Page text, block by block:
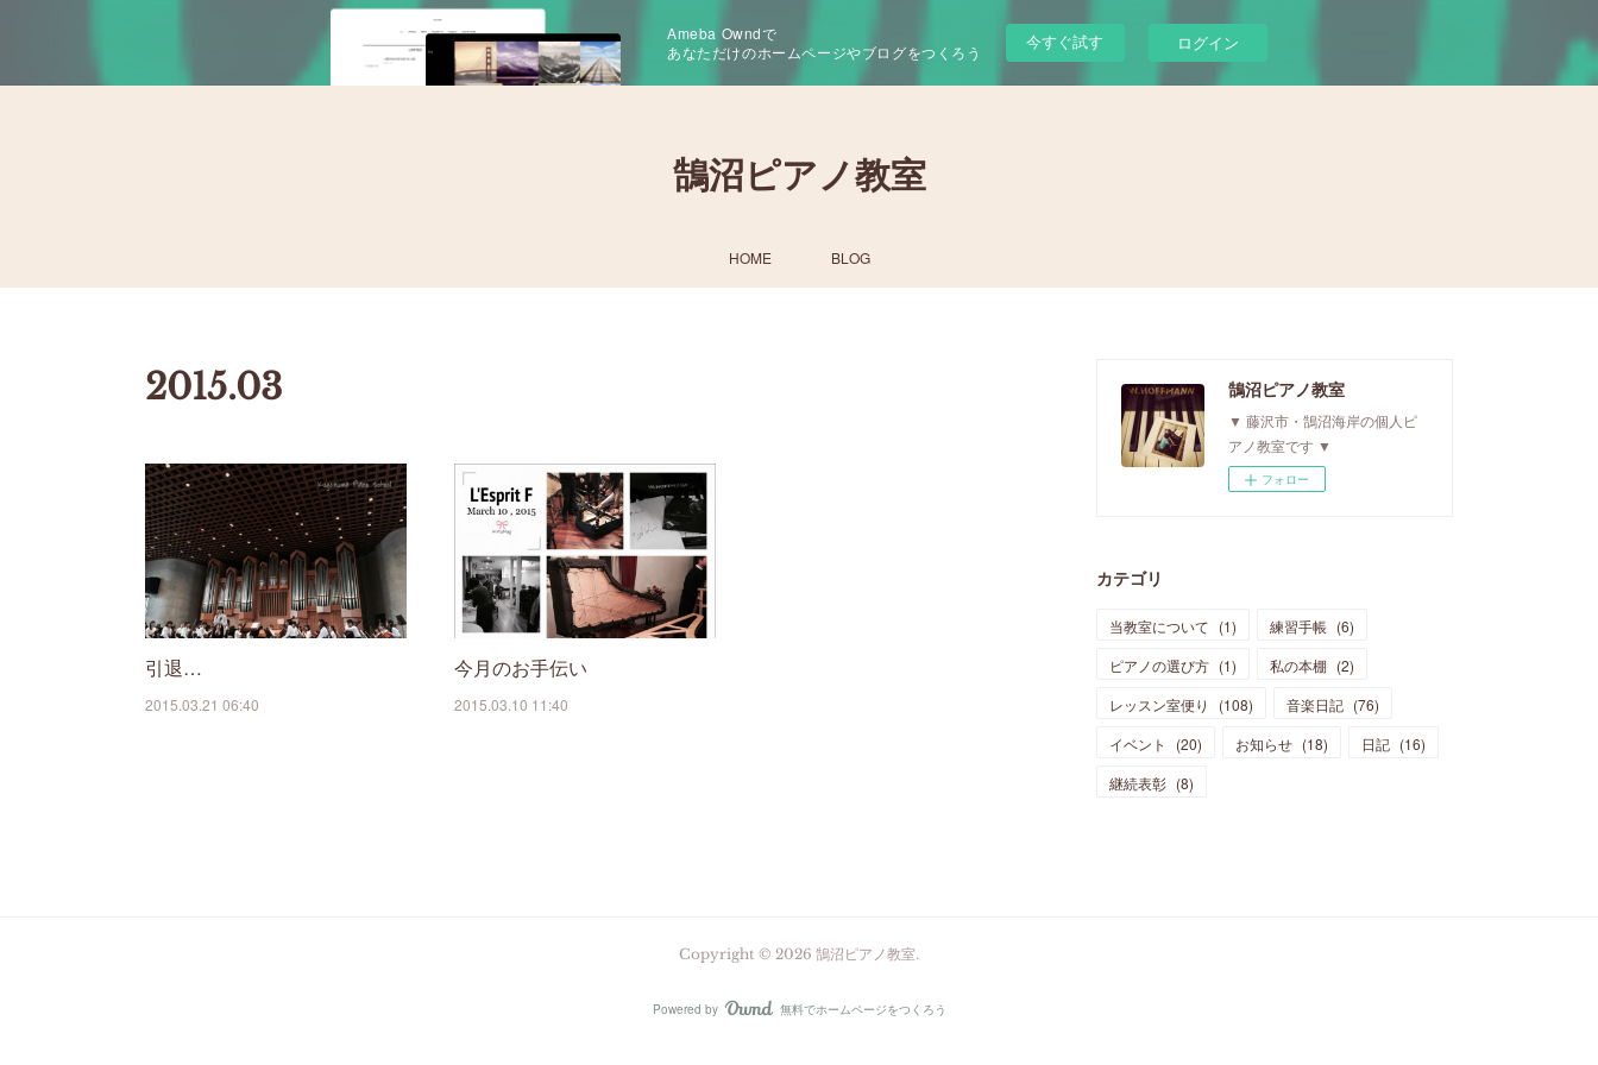
Ameba Owndで
あなただけのホームページやブログをつくろう
今すぐ試す ログイン
鵠沼ピアノ教室
HOME BLOG
2015.03
引退…
2015.03.21 06:40
今月のお手伝い
2015.03.10 11:40
鵠沼ピアノ教室
▼ 藤沢市・鵠沼海岸の個人ピ
アノ教室です ▼
フォロー
カテゴリ
当教室について (1) 練習手帳 (6)
ピアノの選び方 (1) 私の本棚 (2)
レッスン室便り
(108) 音楽日記 (76)
イベント
(20) お知らせ (18) 日記 (16)
継続表彰 (8)
Copyright © 2026 鵠沼ピアノ教室.
Powered by AmebaOwnd
無料でホームページをつくろう